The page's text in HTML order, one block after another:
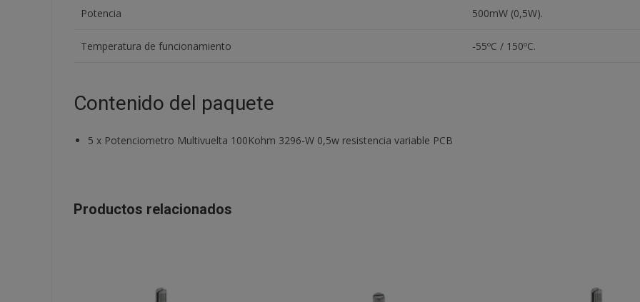
Potencia 500mW (0,5W).
Temperatura de funcionamiento -55ºC / 150ºC.
Contenido del paquete
5 x Potenciometro Multivuelta 100Kohm 3296-W 0,5w resistencia variable PCB
Productos relacionados